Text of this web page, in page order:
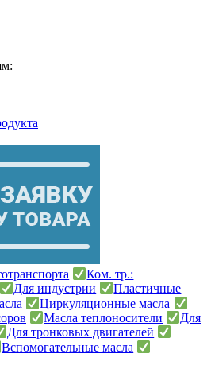
Ком. тр.:
Для индустрии
Пластичные
Циркуляционные масла
Масла теплоносители
Для
Для тронковых двигателей
Вспомогательные масла